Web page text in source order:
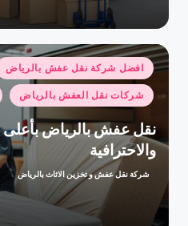
نُشر
في
افضل شركة نقل عفش بالرياض
شركات نقل العفش بالرياض
نقل عفش بالرياض بأعلى
والاحترافية
تمّ
شركة نقل عفش و تخزين الاثاث بالرياض